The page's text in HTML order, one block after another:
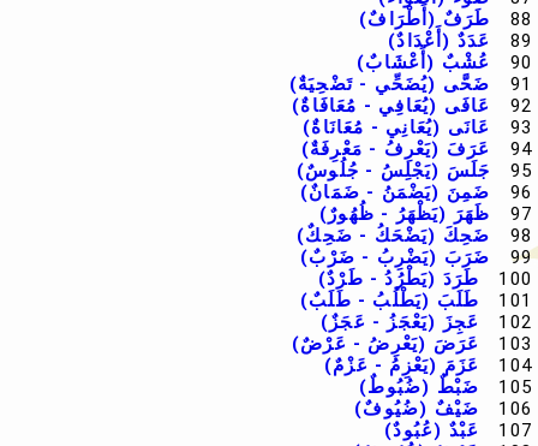
88
طَرَفٌ (أَطْرَافٌ)
89
عَدَدٌ (أَعْدَادٌ)
90
عُشْبٌ (أَعْشَابٌ)
91
ضَحَّى (يُضَحِّي - تَضْحِيَةٌ)
92
عَافَى (يُعَافِي - مُعَافَاةٌ)
93
عَانَى (يُعَانِي - مُعَانَاةٌ)
94
عَرَفَ (يَعْرِفُ - مَعْرِفَةٌ)
95
جَلَسَ (يَجْلِسُ - جُلُوسٌ)
96
ضَمِنَ (يَضْمَنُ - ضَمَانٌ)
97
ظَهَرَ (يَظْهَرُ - ظُهُورٌ)
98
ضَحِكَ (يَضْحَكُ - ضَحِكٌ)
99
ضَرَبَ (يَضْرِبُ - ضَرْبٌ)
100
طَرَدَ (يَطْرُدُ - طَرْدٌ)
101
طَلَبَ (يَطْلُبُ - طَلَبٌ)
102
عَجِزَ (يَعْجَزُ - عَجَزٌ)
103
عَرَضَ (يَعْرِضُ - عَرْضٌ)
104
عَزَمَ (يَعْزِمُ - عَزْمٌ)
105
ضَبْطٌ (ضُبُوطٌ)
106
ضَيْفٌ (ضُيُوفٌ)
107
عَبْدٌ (عُبُودٌ)